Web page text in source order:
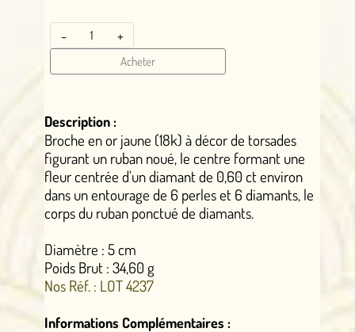
- +
Acheter
Description :
Broche en or jaune (18k) à décor de torsades
figurant un ruban noué, le centre formant une
fleur centrée d'un diamant de 0,60 ct environ
dans un entourage de 6 perles et 6 diamants, le
corps du ruban ponctué de diamants.
Diamètre : 5 cm
Poids Brut : 34,60 g
Nos Réf. : LOT 4237
Informations Complémentaires :